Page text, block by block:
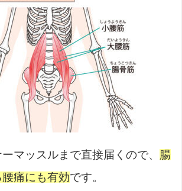
マッスルまで直接届くので、
腸
痛にも有効です。